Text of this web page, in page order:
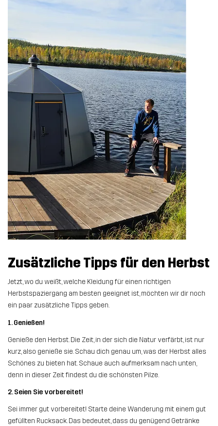
Zusätzliche Tipps für den Herbst
Jetzt, wo du weißt, welche Kleidung für einen richtigen
Herbstspaziergang am besten geeignet ist, möchten wir dir noch
ein paar zusätzliche Tipps geben.
1. Genießen!
Genieße den Herbst. Die Zeit, in der sich die Natur verfärbt, ist nur
kurz, also genieße sie. Schau dich genau um, was der Herbst alles
Schönes zu bieten hat. Schaue auch aufmerksam nach unten,
denn in dieser Zeit findest du die schönsten Pilze.
2. Seien Sie vorbereitet!
Sei immer gut vorbereitet! Starte deine Wanderung mit einem gut
gefüllten Rucksack. Das bedeutet, dass du genügend Getränke